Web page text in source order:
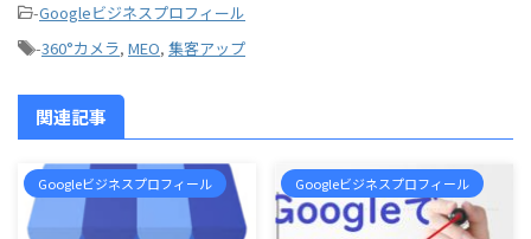
-Googleビジネスプロフィール
-360°カメラ, MEO, 集客アップ
関連記事
Googleビジネスプロフィール Googleビジネスプロフィール